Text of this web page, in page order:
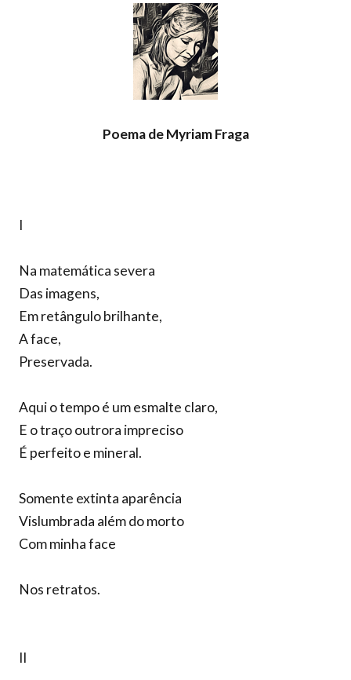
Poema de Myriam Fraga
I
Na matemática severa
Das imagens,
Em retângulo brilhante,
A face,
Preservada.
Aqui o tempo é um esmalte claro,
E o traço outrora impreciso
É perfeito e mineral.
Somente extinta aparência
Vislumbrada além do morto
Com minha face
Nos retratos.
II